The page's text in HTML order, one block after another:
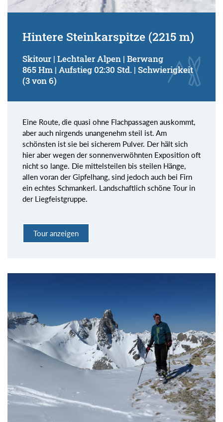
Hintere Steinkarspitze (2215 m)
Skitour | Lechtaler Alpen | Berwang
865 Hm | Aufstieg 02:30 Std. | Schwierigkeit
(3 von 6)
Eine Route, die quasi ohne Flachpassagen auskommt,
aber auch nirgends unangenehm steil ist. Am
schönsten ist sie bei sicherem Pulver. Der hält sich
hier aber wegen der sonnenverwöhnten Exposition oft
nicht so lange. Die mittelsteilen bis steilen Hänge,
allen voran der Gipfelhang, sind jedoch auch bei Firn
ein echtes Schmankerl. Landschaftlich schöne Tour in
der Liegfeistgruppe.
Tour anzeigen